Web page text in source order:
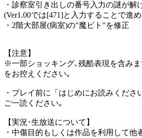
・診察室引き出しの番号入力の謎が解
(Ver1.00では[471]と入力することで進
・2階大部屋(病室)の"魔ビト"を修正
【注意】
※一部ショッキング､残酷表現を含み
をお控えください｡
・プレイ前に「はじめにお読みくださ
ご一読ください｡
【実況･生放送について】
・中傷目的もしくは作品を利用して他